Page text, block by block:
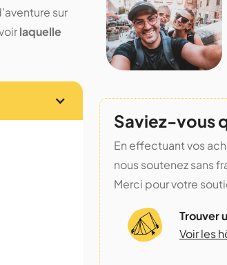
sur
laquelle
Saviez-vous
En effectuant vos
nous soutenez sans
Merci pour votre
Trouver
Voir les